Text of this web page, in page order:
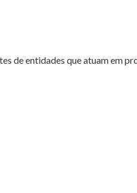
de entidades que atuam em